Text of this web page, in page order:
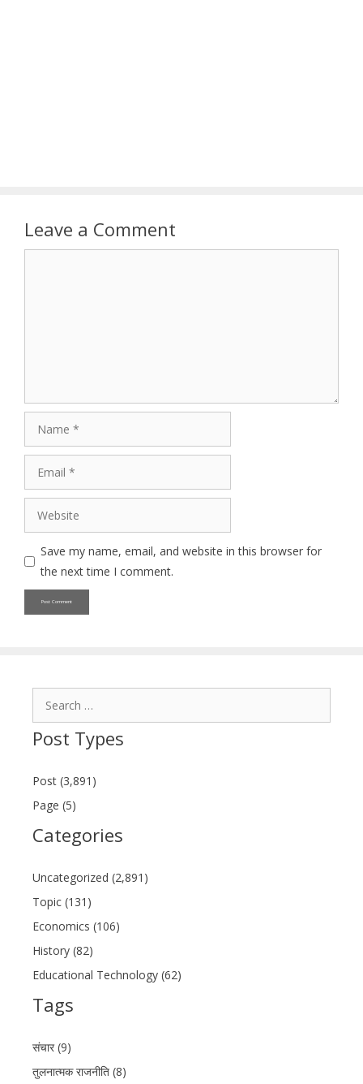
Leave a Comment
Website
Save my name, email, and website in this browser for
the next time I comment.
Post Types
Post (3,891)
Page (5)
Categories
Uncategorized (2,891)
Topic (131)
Economics (106)
History (82)
Educational Technology (62)
Tags
संचार (9)
तुलनात्मक राजनीति (8)